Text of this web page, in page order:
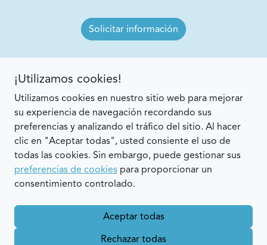
Solicitar información
Contacto
629 63 63 07 - 971 48 31 03
info@imenorca.info
Ubicación
C/Nostra Senyora Consolació, 8A Local Baixos
Horario
¡Utilizamos cookies!
Utilizamos cookies en nuestro sitio web para mejorar
su experiencia de navegación recordando sus
preferencias y analizando el tráfico del sitio. Al hacer
clic en "Aceptar todas", usted consiente el uso de
todas las cookies. Sin embargo, puede gestionar sus
preferencias de cookies para proporcionar un
consentimiento controlado.
Aceptar todas
Rechazar todas